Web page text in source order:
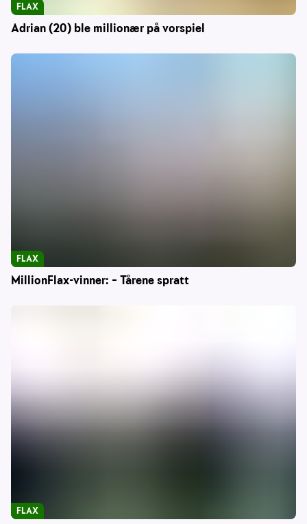
Adrian (20) ble millionær på vorspiel
FLAX
MillionFlax-vinner: – Tårene spratt
FLAX
FLAX